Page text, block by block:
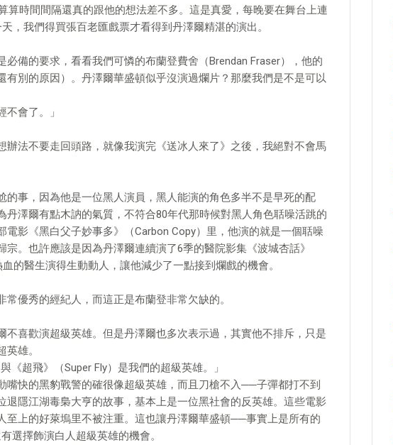
算時間間隔還真的跟他的想法差不多。這是真愛，每晚要在舞台上連
，我們得買張百老匯戲票才看得到丹澤爾精湛的演出。
備的要求，看看我們可憐的布蘭登費舍（Brendan Fraser），他的
有別的原因）。丹澤爾華盛頓似乎沒演過爛片？那麼我們是不是可以
不會了。」
辦法不要走回頭路，就像我演完《送冰人來了》之後，我絕對不會馬
的事，因為他是一位黑人演員，黑人能演的角色多半不是早死的配
丹澤爾有點木訥的氣質，不符合80年代那時候對黑人角色聒噪活跳的
電影《黑白父子妙事多》（Carbon Copy）里，他演的就是一個聒噪
。也許應該是因為丹澤爾連續演了6季的醫院影集《波城杏話》
的醫生演得生動動人，讓他減少了一點接到爛戲的機會。
優秀的經紀人，而這正是布蘭登非常欠缺的。
不喜歡演超級英雄。但是丹澤爾也多次表示過，其實他不排斥，只是
雄。
《超飛》（Super Fly）是我們的超級英雄。」
嘴快的黑豹戰警的確很像超級英雄，而且刀槍不入──子彈都打不到
退隱江湖毒梟大亨的故事，基本上是一位黑社會的反英雄。這些電影
至上的好萊塢里不被注重。這也讓丹澤爾華盛頓──事實上是所有的
選擇飾演白人超級英雄的機會。